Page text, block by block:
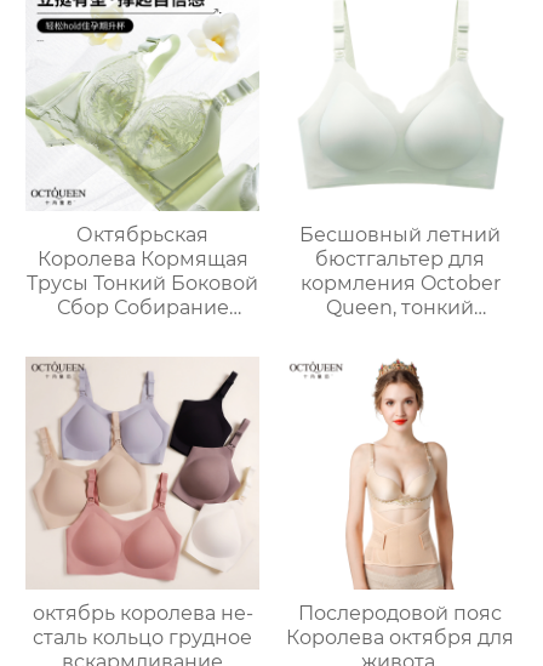
Октябрьская
Королева Кормящая
Трусы Тонкий Боковой
Сбор Собирание
вскармливание
Бюстгальтер
Сексуальный
Кружевной
Материнский
Компаньон Грудное
вскармливание
Бесшовный летний
бюстгальтер для
кормления October
Queen, тонкий
бюстгальтер для
беременных без
косточек, против
провисания
октябрь королева не-
сталь кольцо грудное
Послеродовой пояс
Королева октября для